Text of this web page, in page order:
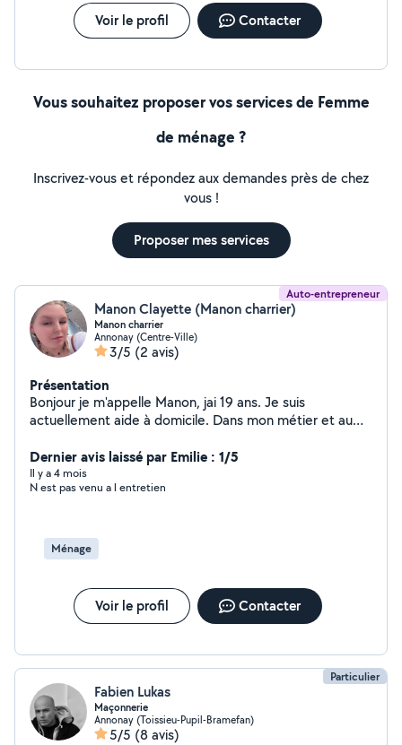
Voir le profil Contacter
Vous souhaitez proposer vos services de Femme
de ménage ?
Inscrivez-vous et répondez aux demandes près de chez
vous !
Proposer mes services
Auto-entrepreneur
Manon Clayette (Manon charrier)
Manon charrier
Annonay (Centre-Ville)
3/5 (2 avis)
Présentation
Bonjour je m'appelle Manon, jai 19 ans. Je suis
actuellement aide à domicile. Dans mon métier et au
malades, de personnes en situation de handicap ou
même encore d'enfant. J'ai un CAP AEPE (
accompagnement éducatif petite enfance). Vous
Dernier avis laissé par Emilie : 1/5
Il y a 4 mois
N est pas venu a l entretien
Ménage
Voir le profil Contacter
Particulier
Fabien Lukas
Maçonnerie
Annonay (Toissieu-Pupil-Bramefan)
5/5 (8 avis)